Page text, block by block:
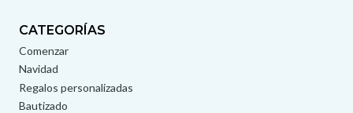
CATEGORÍAS
Comenzar
Navidad
Regalos personalizadas
Bautizado